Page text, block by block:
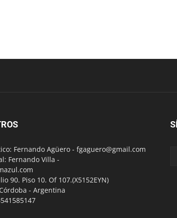
Fernando Agüero - fgaguero@gmail.com
Fernando Villa -
90. Piso 10. Of 107.(X5152EYN)
- Argentina